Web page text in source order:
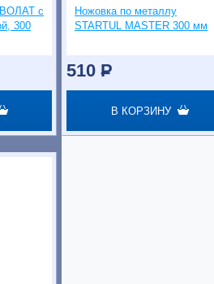
ВОЛАТ с
300
Ножовка по металлу
STARTUL MASTER 300 мм
510 P
В КОРЗИНУ